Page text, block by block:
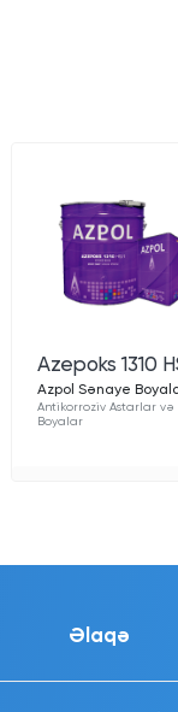
Azepoks 1310
Azpol Sənaye
Antikorroziv Astarlar və
Boyalar
Əlaqə